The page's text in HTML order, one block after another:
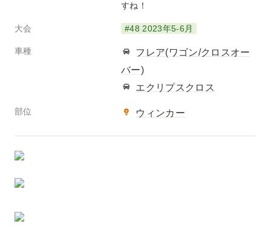
すね！
大会 #48 2023年5-6月
車種
フレア(ワゴン/クロスオー
バー)
エクリプスクロス
部位 ウィンカー